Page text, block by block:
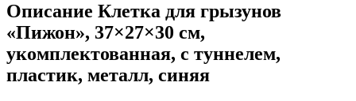
Описание Клетка для грызунов
«Пижон», 37×27×30 см,
укомплектованная, с туннелем,
пластик, металл, синяя